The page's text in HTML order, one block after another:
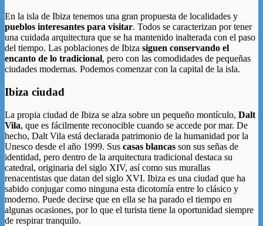
En la isla de Ibiza tenemos una gran propuesta de localidades y
pueblos interesantes para visitar. Todos se caracterizan por tener
una cuidada arquitectura que se ha mantenido inalterada con el paso
del tiempo. Las poblaciones de Ibiza siguen conservando el
encanto de lo tradicional, pero con las comodidades de pequeñas
ciudades modernas. Podemos comenzar con la capital de la isla.
Ibiza ciudad
La propia ciudad de Ibiza se alza sobre un pequeño montículo, Dalt
Vila, que es fácilmente reconocible cuando se accede por mar. De
hecho, Dalt Vila está declarada patrimonio de la humanidad por la
Unesco desde el año 1999. Sus casas blancas son sus señas de
identidad, pero dentro de la arquitectura tradicional destaca su
catedral, originaria del siglo XIV, así como sus murallas
renacentistas que datan del siglo XVI. Ibiza es una ciudad que ha
sabido conjugar como ninguna esta dicotomía entre lo clásico y
moderno. Puede decirse que en ella se ha parado el tiempo en
algunas ocasiones, por lo que el turista tiene la oportunidad siempre
de respirar tranquilo.